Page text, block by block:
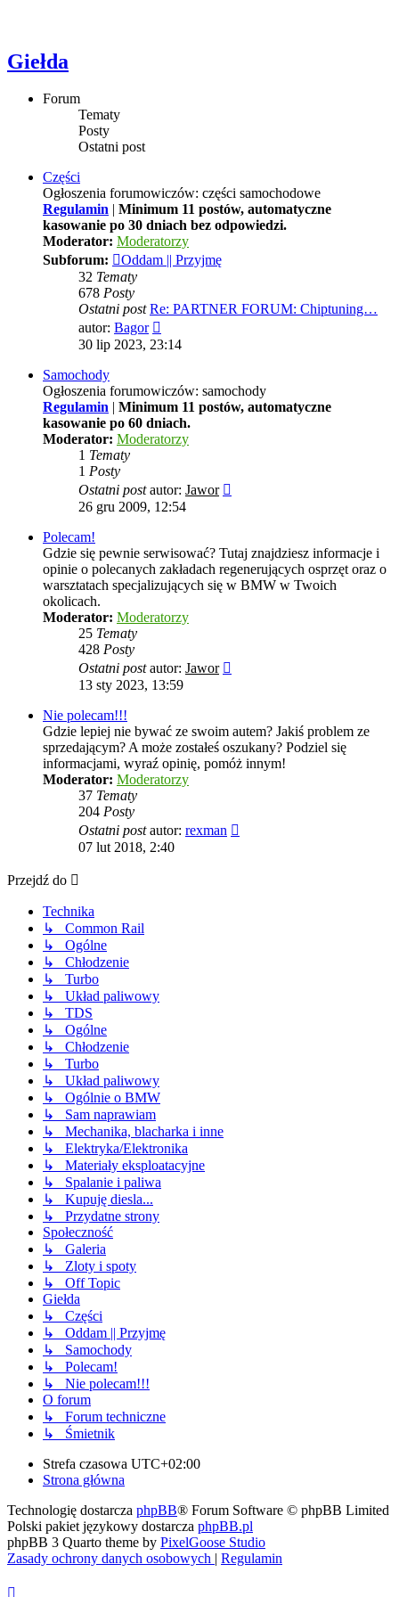
Giełda
Forum
Tematy
Posty
Ostatni post
Części
Ogłoszenia forumowiczów: części samochodowe
Regulamin | Minimum 11 postów, automatyczne
kasowanie po 30 dniach bez odpowiedzi.
Moderator: Moderatorzy
Subforum:
Oddam || Przyjmę
32 Tematy
678 Posty
Ostatni post Re: PARTNER FORUM: Chiptuning…
autor: Bagor
najnowszy
30 lip 2023, 23:14
Samochody
Ogłoszenia forumowiczów: samochody
Regulamin | Minimum 11 postów, automatyczne
kasowanie po 60 dniach.
Moderator: Moderatorzy
1 Tematy
1 Posty
Ostatni postautor: Jawor
26 gru 2009, 12:54
Polecam!
Gdzie się pewnie serwisować? Tutaj znajdziesz informacje i
opinie o polecanych zakładach regenerujących osprzęt oraz o
warsztatach specjalizujących się w BMW w Twoich
okolicach.
Moderator: Moderatorzy
25 Tematy
428 Posty
Ostatni postautor: Jawor
13 sty 2023, 13:59
Nie polecam!!!
Gdzie lepiej nie bywać ze swoim autem? Jakiś problem ze
sprzedającym? A może zostałeś oszukany? Podziel się
informacjami, wyraź opinię, pomóż innym!
Moderator: Moderatorzy
37 Tematy
204 Posty
Ostatni postautor: rexman
07 lut 2018, 2:40
Przejdź do
Technika
↳ Common Rail
↳ Ogólne
↳ Chłodzenie
↳ Turbo
↳ Układ paliwowy
↳ TDS
↳ Ogólne
↳ Chłodzenie
↳ Turbo
↳ Układ paliwowy
↳ Ogólnie o BMW
↳ Sam naprawiam
↳ Mechanika, blacharka i inne
↳ Elektryka/Elektronika
↳ Materiały eksploatacyjne
↳ Spalanie i paliwa
↳ Kupuję diesla...
↳ Przydatne strony
Społeczność
↳ Galeria
↳ Zloty i spoty
↳ Off Topic
Giełda
↳ Części
↳ Oddam || Przyjmę
↳ Samochody
↳ Polecam!
↳ Nie polecam!!!
O forum
↳ Forum techniczne
↳ Śmietnik
Strefa czasowa UTC+02:00
Strona główna
Technologię dostarcza phpBB® Forum Software © phpBB Limited
Polski pakiet językowy dostarcza phpBB.pl
phpBB 3 Quarto theme by PixelGoose Studio
Zasady ochrony danych osobowych | Regulamin